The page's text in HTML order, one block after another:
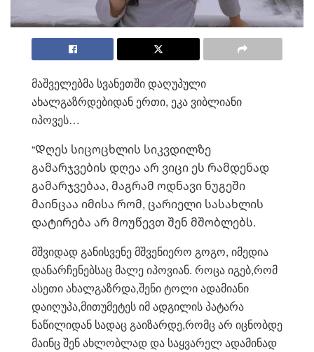
მაშველებმა სვანეთში დაღუპული
ახალგაზრდებიდან ერთი, ეკა ვიბლიანი
იპოვეს…
“Დღეს სიცოცხლის სიკვდილზე
გამარჯვების დღეა არ ვიცი ეს რამდენად
გამარჯვებაა, მაგრამ ოდნავი ნუგეში
მაინცაა იმისა რომ, ცარიელი სასახლის
დატირება არ მოუწევთ შენ მშობლებს.
მშვიდად განისვენე მშვენიერო გოგო, იმედია
დანარჩენებსაც მალე იპოვიან. როცა იგებ,რომ
ასეთი ახალგაზრდა,შენი ტოლი ადამიანი
დაიღუპა,მითუმეტეს იმ ადგილის პატარა
ნაწილიდან სადაც გაიზარდე,რომც არ იცნობდე
მაინც შენ ახლობლად და საყვარელ ადამინად